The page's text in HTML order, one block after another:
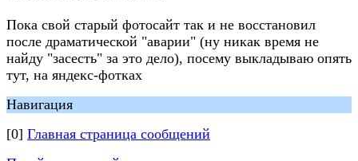
Пока свой старый фотосайт так и не восстановил
после драматической "аварии" (ну никак время не
найду "засесть" за это дело), посему выкладываю опять
тут, на яндекс-фотках
Навигация
[0] Главная страница сообщений